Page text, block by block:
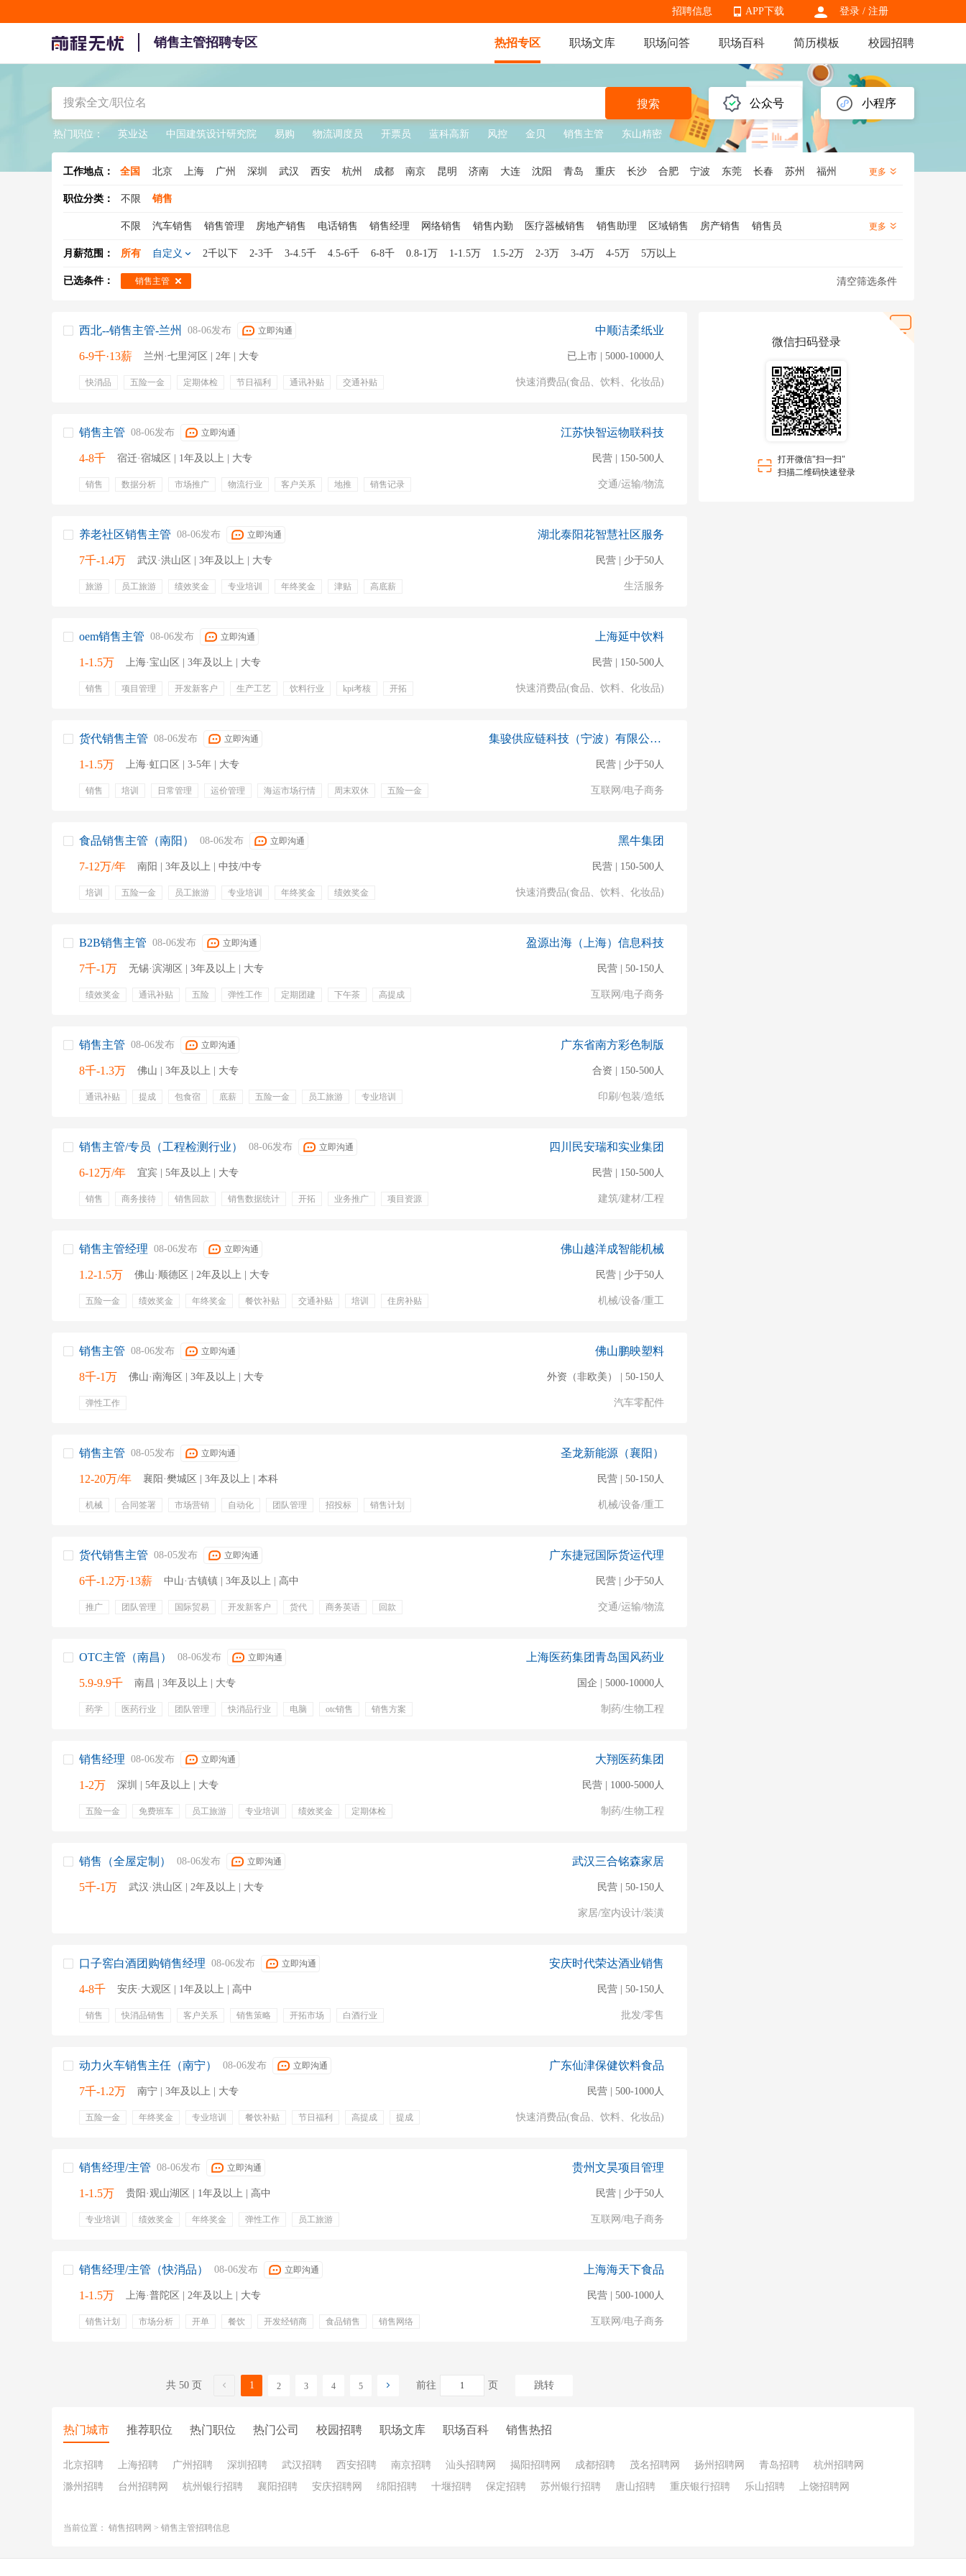
登录 / 注册
APP下载
APP下载
招聘信息
销售主管招聘专区 热招专区 职场文库 职场问答 职场百科 简历模板 校园招聘
公众号 小程序
搜索
热门职位： 英业达 中国建筑设计研究院 易购 物流调度员 开票员 蓝科高新 风控 金贝 销售主管 东山精密
工作地点： 全国 北京 上海 广州 深圳 武汉 西安 杭州 成都 南京 昆明 济南 大连 沈阳 青岛 重庆 长沙 合肥 宁波 东莞 长春 苏州
福州
郑州
更多
职位分类： 不限 销售
不限 汽车销售 销售管理 房地产销售 电话销售 销售经理 网络销售 销售内勤 医疗器械销售 销售助理 区域销售 房产销售
销售员
销售总监
销售工程师 医药销售 大客户销售 销售顾问 软件销售 销售代表 互联网销售 酒店销售 钢材销售 信用卡销售
建材销售
销售支持
更多
月薪范围： 所有 自定义 2千以下 2-3千 3-4.5千 4.5-6千 6-8千 0.8-1万 1-1.5万 1.5-2万 2-3万 3-4万 4-5万 5万以上
已选条件： 销售主管 清空筛选条件
西北--销售主管-兰州 08-06发布 立即沟通
6-9千·13薪 兰州·七里河区 | 2年 | 大专
快消品 五险一金 定期体检 节日福利 通讯补贴
交通补贴
中顺洁柔纸业
已上市 | 5000-10000人
快速消费品(食品、饮料、化妆品)
销售主管 08-06发布 立即沟通
4-8千 宿迁·宿城区 | 1年及以上 | 大专
销售 数据分析 市场推广 物流行业 客户关系 地推
销售记录
江苏快智运物联科技
民营 | 150-500人
交通/运输/物流
养老社区销售主管 08-06发布 立即沟通
7千-1.4万 武汉·洪山区 | 3年及以上 | 大专
旅游 员工旅游 绩效奖金 专业培训 年终奖金 津贴
高底薪
湖北泰阳花智慧社区服务
民营 | 少于50人
生活服务
oem销售主管 08-06发布 立即沟通
1-1.5万 上海·宝山区 | 3年及以上 | 大专
销售 项目管理 开发新客户 生产工艺 饮料行业 kpi考核
开拓
上海延中饮料
民营 | 150-500人
快速消费品(食品、饮料、化妆品)
货代销售主管 08-06发布 立即沟通
1-1.5万 上海·虹口区 | 3-5年 | 大专
销售 培训 日常管理 运价管理 海运市场行情 周末双休
五险一金
集骏供应链科技（宁波）有限公司上海
民营 | 少于50人
互联网/电子商务
食品销售主管（南阳） 08-06发布 立即沟通
7-12万/年 南阳 | 3年及以上 | 中技/中专
培训 五险一金 员工旅游 专业培训 年终奖金 绩效奖金
黑牛集团
民营 | 150-500人
快速消费品(食品、饮料、化妆品)
B2B销售主管 08-06发布 立即沟通
7千-1万 无锡·滨湖区 | 3年及以上 | 大专
绩效奖金 通讯补贴 五险 弹性工作 定期团建 下午茶
高提成
盈源出海（上海）信息科技
民营 | 50-150人
互联网/电子商务
销售主管 08-06发布 立即沟通
8千-1.3万 佛山 | 3年及以上 | 大专
通讯补贴 提成 包食宿 底薪 五险一金 员工旅游
专业培训
广东省南方彩色制版
合资 | 150-500人
印刷/包装/造纸
销售主管/专员（工程检测行业） 08-06发布 立即沟通
6-12万/年 宜宾 | 5年及以上 | 大专
销售 商务接待 销售回款 销售数据统计 开拓 业务推广
项目资源
四川民安瑞和实业集团
民营 | 150-500人
建筑/建材/工程
销售主管经理 08-06发布 立即沟通
1.2-1.5万 佛山·顺德区 | 2年及以上 | 大专
五险一金 绩效奖金 年终奖金 餐饮补贴 交通补贴 培训 住房补贴
佛山越洋成智能机械
民营 | 少于50人
机械/设备/重工
销售主管 08-06发布 立即沟通
8千-1万 佛山·南海区 | 3年及以上 | 大专
弹性工作
佛山鹏映塑料
外资（非欧美） | 50-150人
汽车零配件
销售主管 08-05发布 立即沟通
12-20万/年 襄阳·樊城区 | 3年及以上 | 本科
机械 合同签署 市场营销 自动化 团队管理 招投标
销售计划
项目奖金
节日津贴
圣龙新能源（襄阳）
民营 | 50-150人
机械/设备/重工
货代销售主管 08-05发布 立即沟通
6千-1.2万·13薪 中山·古镇镇 | 3年及以上 | 高中
推广 团队管理 国际贸易 开发新客户 货代 商务英语
回款
广东捷冠国际货运代理
民营 | 少于50人
交通/运输/物流
OTC主管（南昌） 08-06发布 立即沟通
5.9-9.9千 南昌 | 3年及以上 | 大专
药学 医药行业 团队管理 快消品行业 电脑 otc销售
销售方案
上海医药集团青岛国风药业
国企 | 5000-10000人
制药/生物工程
销售经理 08-06发布 立即沟通
1-2万 深圳 | 5年及以上 | 大专
五险一金 免费班车 员工旅游 专业培训 绩效奖金
定期体检
大翔医药集团
民营 | 1000-5000人
制药/生物工程
销售（全屋定制） 08-06发布 立即沟通
5千-1万 武汉·洪山区 | 2年及以上 | 大专
武汉三合铭森家居
民营 | 50-150人
家居/室内设计/装潢
口子窖白酒团购销售经理 08-06发布 立即沟通
4-8千 安庆·大观区 | 1年及以上 | 高中
销售 快消品销售 客户关系 销售策略 开拓市场
白酒行业
安庆时代荣达酒业销售
民营 | 50-150人
批发/零售
动力火车销售主任（南宁） 08-06发布 立即沟通
7千-1.2万 南宁 | 3年及以上 | 大专
五险一金 年终奖金 专业培训 餐饮补贴 节日福利 高提成
提成
广东仙津保健饮料食品
民营 | 500-1000人
快速消费品(食品、饮料、化妆品)
销售经理/主管 08-06发布 立即沟通
1-1.5万 贵阳·观山湖区 | 1年及以上 | 高中
专业培训 绩效奖金 年终奖金 弹性工作 员工旅游
贵州文昊项目管理
民营 | 少于50人
互联网/电子商务
销售经理/主管（快消品） 08-06发布 立即沟通
1-1.5万 上海·普陀区 | 2年及以上 | 大专
销售计划 市场分析 开单 餐饮 开发经销商 食品销售
销售网络
上海海天下食品
民营 | 500-1000人
互联网/电子商务
共 50 页 1 2 3 4 5 前往 页 跳转
微信扫码登录
打开微信"扫一扫"
扫描二维码快速登录
热门城市 推荐职位 热门职位 热门公司 校园招聘 职场文库 职场百科 销售热招
北京招聘 上海招聘 广州招聘 深圳招聘 武汉招聘 西安招聘 南京招聘 汕头招聘网 揭阳招聘网 成都招聘 茂名招聘网 扬州招聘网 青岛招聘
杭州招聘网
滁州招聘
台州招聘网 杭州银行招聘 襄阳招聘 安庆招聘网 绵阳招聘 十堰招聘 保定招聘 苏州银行招聘 唐山招聘 重庆银行招聘 乐山招聘 上饶招聘网
当前位置： 销售招聘网 > 销售主管招聘信息